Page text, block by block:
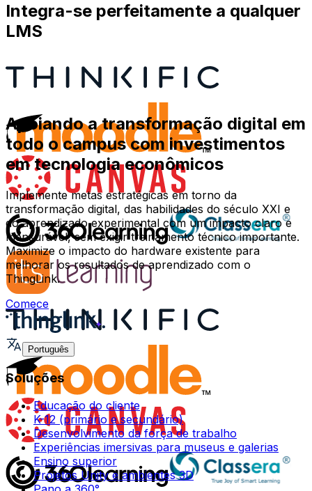
Integra-se perfeitamente a qualquer
LMS
Apoiando a transformação digital em
todo o campus com investimentos
em tecnologia econômicos
Implemente metas estratégicas em torno da
transformação digital, das habilidades do século XXI e
do aprendizado experimental com um impacto claro e
mensurável, sem exigir treinamento técnico importante.
Maximize o impacto do hardware existente para
melhorar os resultados de aprendizado com o
ThingLink.
Comece
Português
Soluções
Educação do cliente
K-12 (primário e secundário)
Desenvolvimento da força de trabalho
Experiências imersivas para museus e galerias
Ensino superior
Projetos Unity e ambientes 3D